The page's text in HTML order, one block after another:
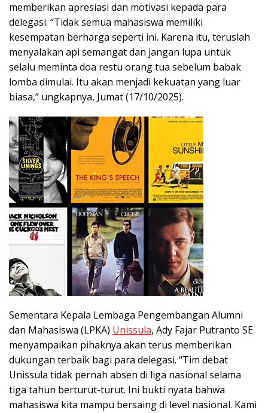
memberikan apresiasi dan motivasi kepada para
delegasi. “Tidak semua mahasiswa memiliki
kesempatan berharga seperti ini. Karena itu, teruslah
menyalakan api semangat dan jangan lupa untuk
selalu meminta doa restu orang tua sebelum babak
lomba dimulai. Itu akan menjadi kekuatan yang luar
biasa,” ungkapnya, Jumat (17/10/2025).
Sementara Kepala Lembaga Pengembangan Alumni
dan Mahasiswa (LPKA) Unissula, Ady Fajar Putranto SE
menyampaikan pihaknya akan terus memberikan
dukungan terbaik bagi para delegasi. “Tim debat
Unissula tidak pernah absen di liga nasional selama
tiga tahun berturut-turut. Ini bukti nyata bahwa
mahasiswa kita mampu bersaing di level nasional. Kami